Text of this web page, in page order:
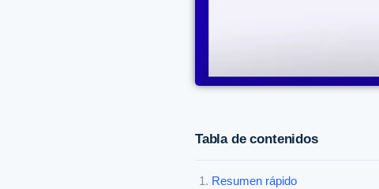
Tabla de contenidos
Resumen rápido